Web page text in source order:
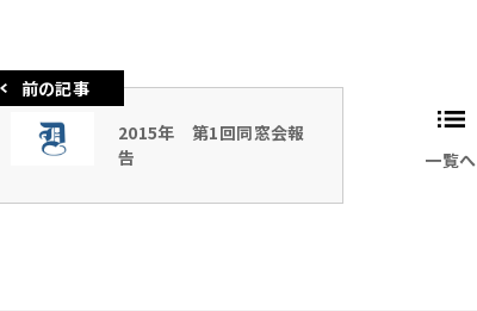
2015年 第1回同窓会報
告
一覧へ